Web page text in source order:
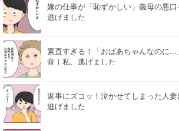
嫁の仕事が「恥ずかしい」義母の悪口
逃げました
素直すぎる！「おばあちゃんなのに
音｜私、逃げました
返事にズコッ！泣かせてしまった人妻
逃げました